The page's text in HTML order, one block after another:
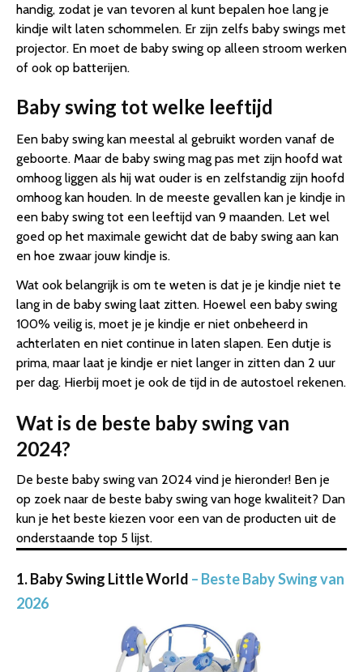
handig, zodat je van tevoren al kunt bepalen hoe lang je
kindje wilt laten schommelen. Er zijn zelfs baby swings met
projector. En moet de baby swing op alleen stroom werken
of ook op batterijen.
Baby swing tot welke leeftijd
Een baby swing kan meestal al gebruikt worden vanaf de
geboorte. Maar de baby swing mag pas met zijn hoofd wat
omhoog liggen als hij wat ouder is en zelfstandig zijn hoofd
omhoog kan houden. In de meeste gevallen kan je kindje in
een baby swing tot een leeftijd van 9 maanden. Let wel
goed op het maximale gewicht dat de baby swing aan kan
en hoe zwaar jouw kindje is.
Wat ook belangrijk is om te weten is dat je je kindje niet te
lang in de baby swing laat zitten. Hoewel een baby swing
100% veilig is, moet je je kindje er niet onbeheerd in
achterlaten en niet continue in laten slapen. Een dutje is
prima, maar laat je kindje er niet langer in zitten dan 2 uur
per dag. Hierbij moet je ook de tijd in de autostoel rekenen.
Wat is de beste baby swing van
2024?
De beste baby swing van 2024 vind je hieronder! Ben je
op zoek naar de beste baby swing van hoge kwaliteit? Dan
kun je het beste kiezen voor een van de producten uit de
onderstaande top 5 lijst.
1. Baby Swing Little World – Beste Baby Swing van
2026